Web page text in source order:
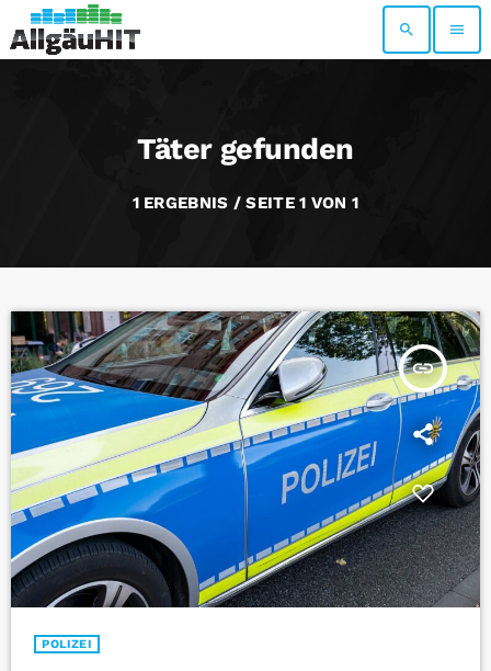
search menu
Täter gefunden
1 ERGEBNIS / SEITE 1 VON 1
insert_link
POLIZEI